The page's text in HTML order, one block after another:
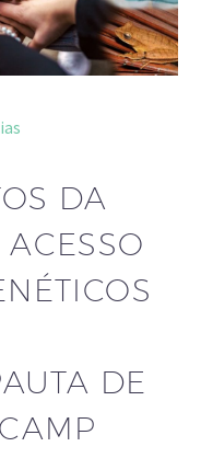
DA
DE